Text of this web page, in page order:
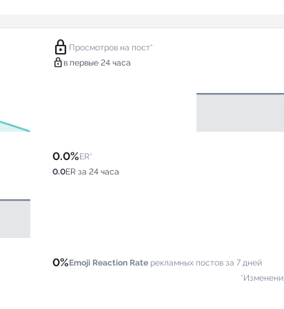
lock Просмотров на пост*
lock в первые 24 часа
0.0%ER*
0.0ER за 24 часа
0%Emoji Reaction Rate рекламных постов за 7 дней